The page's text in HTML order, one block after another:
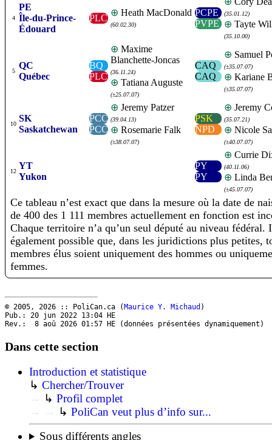
4
PE
Île-du-Prince-
Édouard
PLC
⊕ Heath MacDonald
(60.02.30)
PCPE
PVPE
(35.01.12)
⊕ Tayte
(35.10.00)
5
QC
Québec
BQ
PLC
⊕ Maxime
Blanchette-Joncas
(36.11.24)
⊕ Tatiana Auguste
(±25.07.07)
CAQ
CAQ
⊕ Samuel
(±35.07.07)
⊕ Kariane
(±35.07.07)
10
SK
Saskatchewan
PCC
PCC
⊕ Jeremy Patzer
(39.04.13)
⊕ Rosemarie Falk
(±38.07.07)
PSK
NPD
⊕ Jeremy
(35.07.21)
⊕ Nicole
(±40.07.07)
12
YT
Yukon
PY
PY
⊕ Currie
(40.11.06)
⊕ Linda
(±45.07.07)
Ce tableau n’est exact que dans la mesure où la date de
de 400 des 1 111 membres actuellement en fonction est
Chaque territoire n’a qu’un seul député au niveau fédéral.
également possible que, dans les juridictions plus petites,
membres élus soient uniquement des hommes ou
femmes.
© 2005, 2026 :: PoliCan.ca ( Maurice Y. Michaud )
Pub.: 20 jun 2022 13:04
HE
Rev.: 8 aoû 2026 01:57
HE (données présentées dynamiquement)
Dans cette section
Introduction et statistique
↳ Chercher/Trouver
→
↳ Profil complet
→
→ ↳ PoliCan veut plus d’info sur...
Sous différents angles